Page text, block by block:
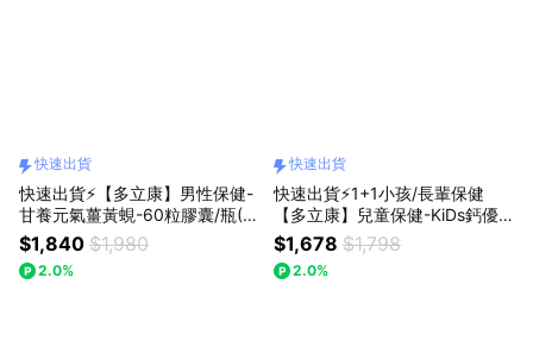
快速出貨
快速出貨⚡【多立康】男性保健-
甘養元氣薑黃蜆-60粒膠囊/瓶(2
入/3入組)_95%專利薑黃贈葉黃
素飲20ml-14/入/盒
$1,840 $1,980
2.0%
快速出貨
快速出貨⚡1+1小孩/長輩保健
【多立康】兒童保健-KiDs鈣優
寶(牛奶風味粉狀)- 30包/盒 2入
組贈維他命C+E-莓果口味『LIN
E禮物獨家組合』
$1,678 $1,798
2.0%